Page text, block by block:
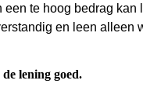
te hoog bedrag
en leen alleen
lening goed.